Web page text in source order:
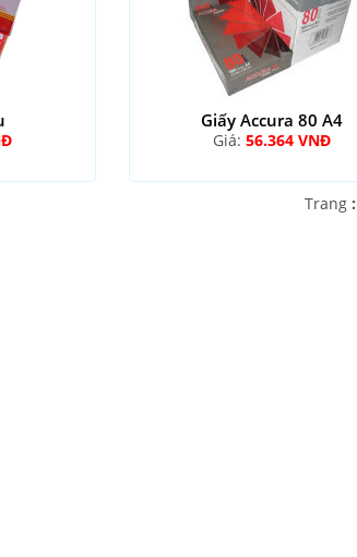
Giấy Accura 80 A4
Giá:56.364 VNĐ
Trang :